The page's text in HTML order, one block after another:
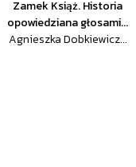
Zamek Książ. Historia
opowiedziana głosami...
Agnieszka Dobkiewicz...